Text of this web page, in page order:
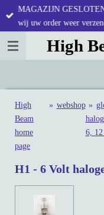
Ga
direct
naar
de
High
MAGAZIJN GESLOTEN
wij uw order weer
High
Beam
home
page
» webshop »
6,
H1 - 6 Volt